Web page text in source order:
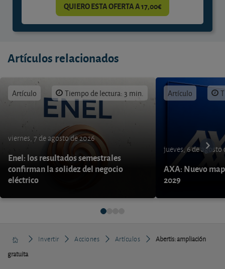
QUIERO ESTA OFERTA A 17,00€
Artículos relacionados
Artículo Tiempo de lectura: 3 min.
viernes, 7 de agosto de 2026
Enel: los resultados semestrales
confirman la solidez del negocio
eléctrico
Artículo
jueves, 6 de agosto
AXA: Nuevo
2029
Invertir Acciones Artículos
Abertis: ampliación
gratuita